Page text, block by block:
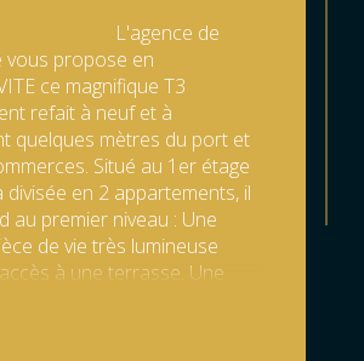
vous propose en
ce magnifique T3
refait à neuf et à
quelques mètres du port et
Situé au 1er étage
divisée en 2 appartements, il
au premier niveau : Une
de vie très lumineuse
à une terrasse. Une